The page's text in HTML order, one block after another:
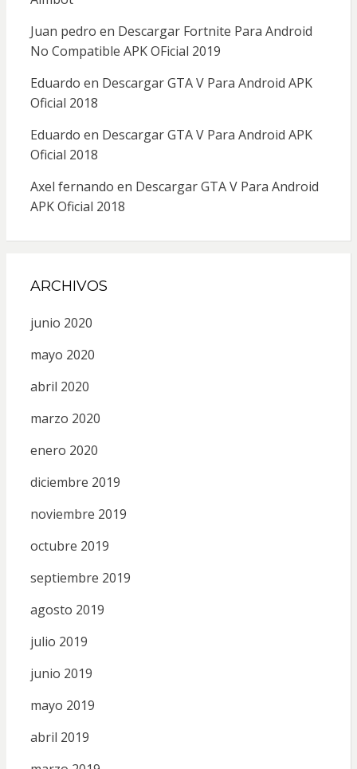
Juan pedro en Descargar Fortnite Para Android
No Compatible APK OFicial 2019
Eduardo en Descargar GTA V Para Android APK
Oficial 2018
Eduardo en Descargar GTA V Para Android APK
Oficial 2018
Axel fernando en Descargar GTA V Para Android
APK Oficial 2018
ARCHIVOS
junio 2020
mayo 2020
abril 2020
marzo 2020
enero 2020
diciembre 2019
noviembre 2019
octubre 2019
septiembre 2019
agosto 2019
julio 2019
junio 2019
mayo 2019
abril 2019